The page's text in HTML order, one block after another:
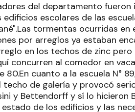
del departamento
escolares de las
tormentas ocurridas
por arreglos ya estaban
en los techos de zinc
concurren al comedor en
80.En cuanto a la escuela N°
techo de galería y provocó
y Bettendorff y sí lo hicieron
de los edificios y las